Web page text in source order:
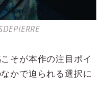
そが本作の注目ポイ
かで迫られる選択に